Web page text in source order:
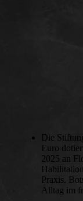
Die
Euro
2025 an
Praxis.
Alltag im